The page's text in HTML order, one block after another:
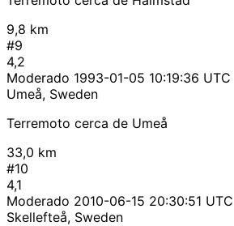
9,8 km
#9
4,2
Moderado 1993-01-05 10:19:36 UTC
Umeå, Sweden
Terremoto cerca de Umeå
33,0 km
#10
4,1
Moderado 2010-06-15 20:30:51 UTC
Skellefteå, Sweden